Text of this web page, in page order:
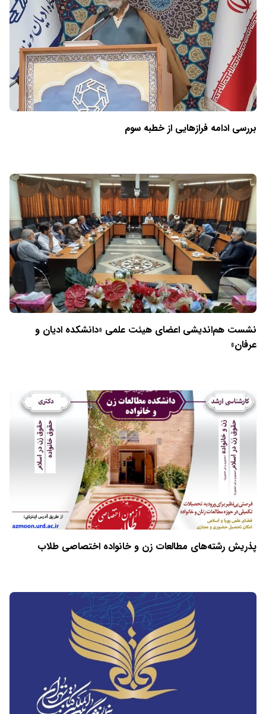
بررسی ادامه فرازهایی از خطبه سوم
نشست هم‌اندیشی اعضای هیئت علمی «دانشکده ادیان و
عرفان»
پذریش رشته‌های مطالعات زن و خانواده اختصاصی طلاب